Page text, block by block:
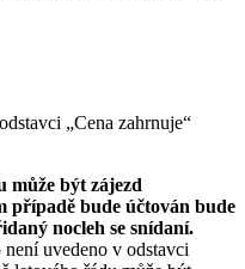
„Cena zahrnuje“
může být zájezd
případě bude účtován bude
nocleh se snídaní.
uvedeno v odstavci